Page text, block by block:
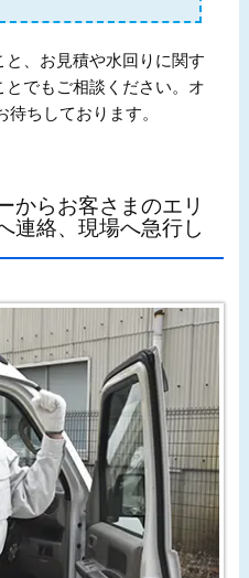
、お見積や水回りに関す
でもご相談ください。オ
ちしております。
からお客さまのエリ
連絡、現場へ急行し